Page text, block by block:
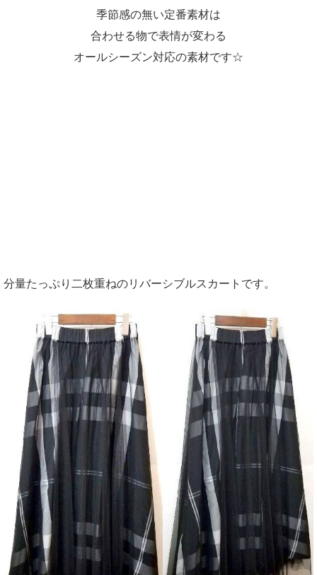
季節感の無い定番素材は
合わせる物で表情が変わる
オールシーズン対応の素材です☆
分量たっぷり二枚重ねのリバーシブルスカートです。